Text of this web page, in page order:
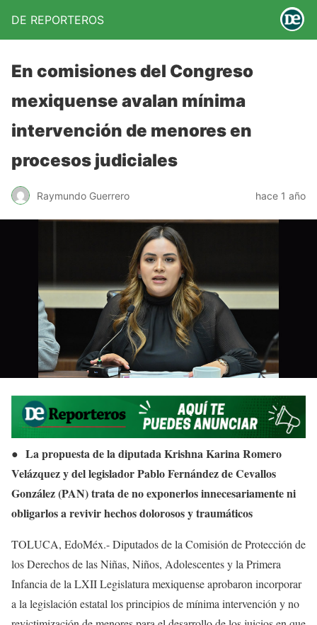
DE REPORTEROS
En comisiones del Congreso
mexiquense avalan mínima
intervención de menores en
procesos judiciales
Raymundo Guerrero hace 1 año
● La propuesta de la diputada Krishna Karina Romero
Velázquez y del legislador Pablo Fernández de Cevallos
González (PAN) trata de no exponerlos innecesariamente ni
obligarlos a revivir hechos dolorosos y traumáticos
TOLUCA, EdoMéx.- Diputados de la Comisión de Protección de
los Derechos de las Niñas, Niños, Adolescentes y la Primera
Infancia de la LXII Legislatura mexiquense aprobaron incorporar
a la legislación estatal los principios de mínima intervención y no